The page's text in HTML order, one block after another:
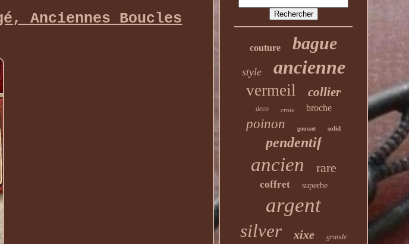
Anciennes Boucles
couture bague
style ancienne
vermeil collier
deco croix broche
poinon gousset solid
pendentif
ancien rare
coffret superbe
argent
silver xixe grande